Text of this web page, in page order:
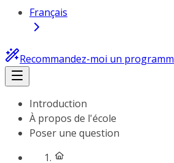
Français
Recommandez-moi un
Introduction
À propos de l'école
Poser une question